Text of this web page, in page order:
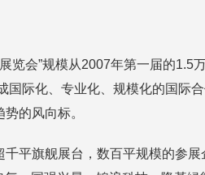
览会”规模从2007年第一届的
际化、专业化、规模化的国际
的风向标。
平旗舰展台，数百平规模的参